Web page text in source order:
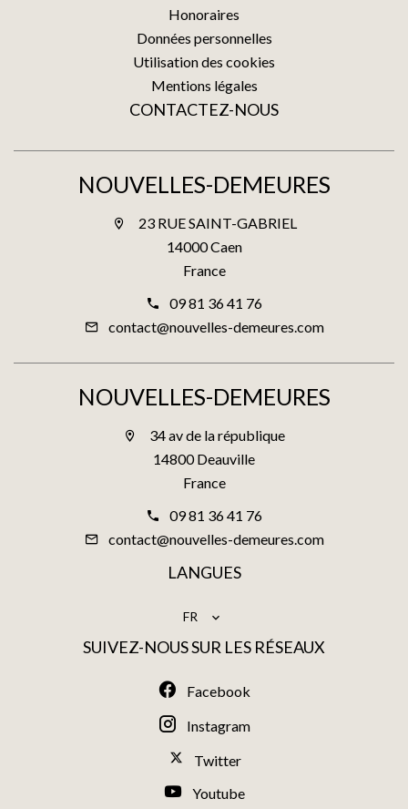
Honoraires
Données personnelles
Utilisation des cookies
Mentions légales
CONTACTEZ-NOUS
NOUVELLES-DEMEURES
23 RUE SAINT-GABRIEL
14000 Caen
France
09 81 36 41 76
contact@nouvelles-demeures.com
NOUVELLES-DEMEURES
34 av de la république
14800 Deauville
France
09 81 36 41 76
contact@nouvelles-demeures.com
LANGUES
FR
SUIVEZ-NOUS SUR LES RÉSEAUX
Facebook
Instagram
Twitter
Youtube